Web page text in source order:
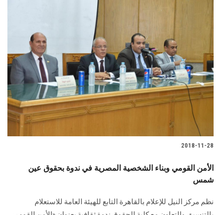
2018-11-28
الأمن القومي وبناء الشخصية المصرية في ندوة بحقوق عين
شمس
نظم مركز النيل للإعلام بالقاهرة التابع للهيئة العامة للاستعلام